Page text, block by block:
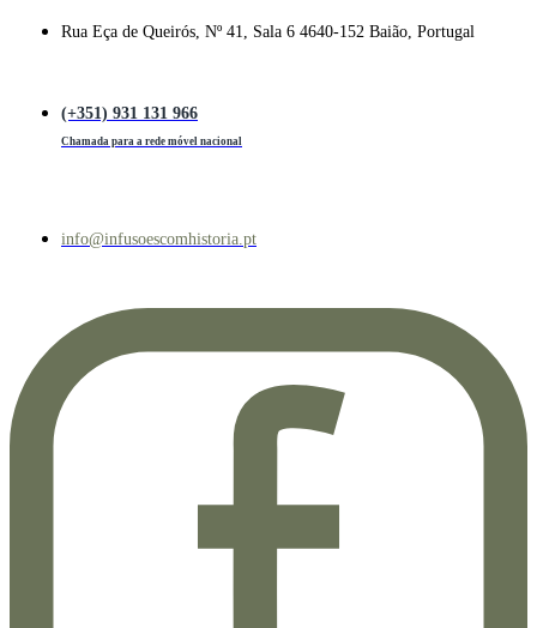
Rua Eça de Queirós, Nº 41, Sala 6 4640-152 Baião, Portugal
(+351) 931 131 966
Chamada para a rede móvel nacional
info@infusoescomhistoria.pt